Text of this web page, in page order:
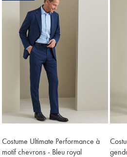
Costume Ultimate Performance à
motif chevrons - Bleu royal